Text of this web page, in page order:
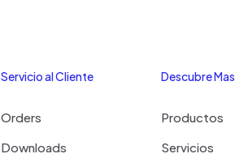
Servicio al Cliente
Orders
Downloads
Descubre Mas
Productos
Servicios